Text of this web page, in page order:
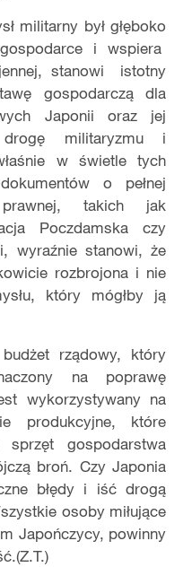
militarny był głęboko
i wspiera
stanowi istotny
gospodarczą dla
Japonii oraz jej
militaryzmu i
w świetle tych
o pełnej
takich jak
Poczdamska czy
wyraźnie stanowi, że
rozbrojona i nie
który mógłby ją
rządowy, który
na poprawę
wykorzystywany na
produkcyjne, które
gospodarstwa
broń. Czy Japonia
błędy i iść drogą
osoby miłujące
Japończycy, powinny